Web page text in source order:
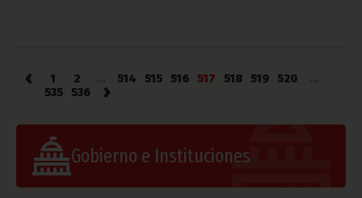
‹ 1 2 514 515 516 517 518 519 520
535
536 ›
Gobierno e Instituciones